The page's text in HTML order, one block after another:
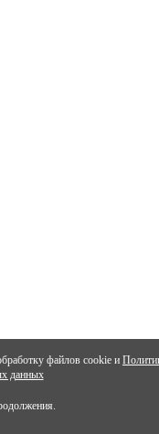
файлов cookie и
данных